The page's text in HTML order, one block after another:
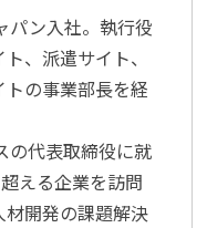
パン入社。執行役
、派遣サイト、
の事業部長を経
の代表取締役に就
える企業を訪問
材開発の課題解決